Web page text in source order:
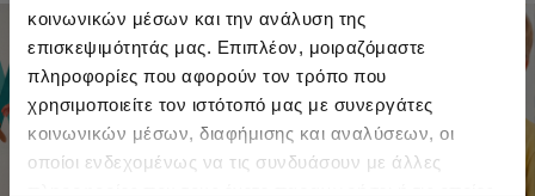
κοινωνικών μέσων και την ανάλυση της
επισκεψιμότητάς μας. Επιπλέον, μοιραζόμαστε
πληροφορίες που αφορούν τον τρόπο που
χρησιμοποιείτε τον ιστότοπό μας με συνεργάτες
κοινωνικών μέσων, διαφήμισης και αναλύσεων, οι
οποίοι ενδεχομένως να τις συνδυάσουν με άλλες
FOR GIRLS
UP TO -30%
SHOP SALE
FOR BOYS
UP TO -30%
SHOP SALE